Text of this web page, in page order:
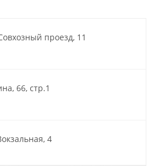
проезд, 11
66, стр.1
4